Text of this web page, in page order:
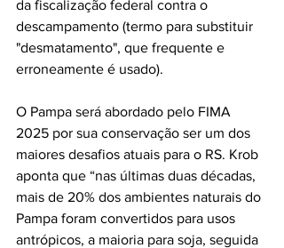
da fiscalização federal contra o
descampamento (termo para substituir
"desmatamento", que frequente e
erroneamente é usado).
O Pampa será abordado pelo FIMA
2025 por sua conservação ser um dos
maiores desafios atuais para o RS. Krob
aponta que “nas últimas duas décadas,
mais de 20% dos ambientes naturais do
Pampa foram convertidos para usos
antrópicos, a maioria para soja, seguida